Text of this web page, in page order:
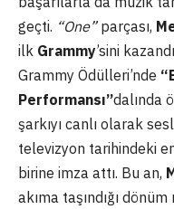
geçti. “One”parçası,
ilk Grammy’sini
Grammy Ödülleri’nde
Performansı”dalında
şarkıyı canlı olarak
televizyon tarihindeki
birine imza attı. Bu an,
akıma taşındığı